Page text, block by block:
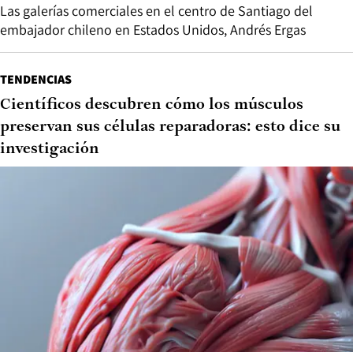
Las galerías comerciales en el centro de Santiago del
embajador chileno en Estados Unidos, Andrés Ergas
TENDENCIAS
Científicos descubren cómo los músculos
preservan sus células reparadoras: esto dice su
investigación